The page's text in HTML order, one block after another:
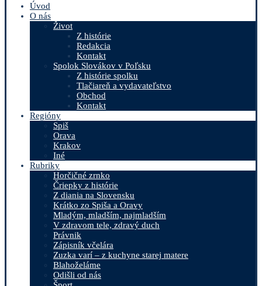
Úvod
O nás
Život
Z histórie
Redakcia
Kontakt
Spolok Slovákov v Poľsku
Z histórie spolku
Tlačiareň a vydavateľstvo
Obchod
Kontakt
Regióny
Spiš
Orava
Krakov
Iné
Rubriky
Horčičné zrnko
Čriepky z histórie
Z diania na Slovensku
Krátko zo Spiša a Oravy
Mladým, mladším, najmladším
V zdravom tele, zdravý duch
Právnik
Zápisník včelára
Zuzka varí – z kuchyne starej matere
Blahoželáme
Odišli od nás